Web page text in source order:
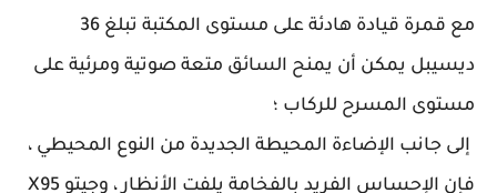
مع قمرة قيادة هادئة على مستوى المكتبة تبلغ 36
ديسيبل يمكن أن يمنح السائق متعة صوتية ومرئية على
مستوى المسرح للركاب ؛
إلى جانب الإضاءة المحيطة الجديدة من النوع المحيطي ،
فإن الإحساس الفريد بالفخامة يلفت الأنظار ، وجيتو X95